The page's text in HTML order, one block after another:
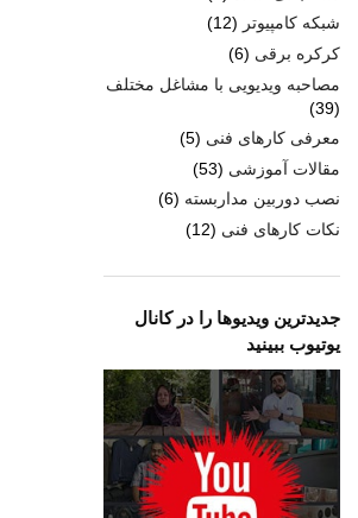
شبکه کامپیوتر (12)
کرکره برقی (6)
مصاحبه ویدیویی با مشاغل مختلف
(39)
معرفی کارهای فنی (5)
مقالات آموزشی (53)
نصب دوربین مداربسته (6)
نکات کارهای فنی (12)
جدیدترین ویدیوها را در کانال
یوتیوب ببینید